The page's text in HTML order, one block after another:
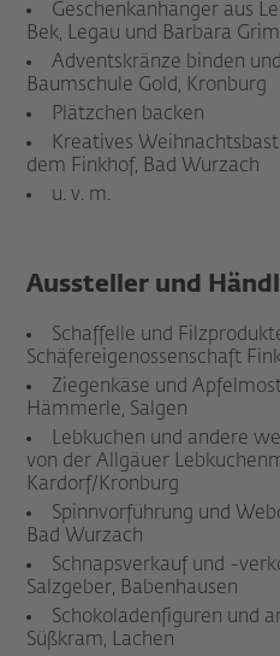
Geschenkanhänger aus
Bek, Legau und Barbara
Adventskränze binden
Baumschule Gold, Kronburg
Plätzchen backen
Kreatives
dem Finkhof, Bad Wurzach
u. v. m.
Aussteller und
Schaffelle und
Schäfereigenossenschaft
Ziegenkäse und
Hämmerle, Salgen
Lebkuchen und andere
von der Allgäuer
Kardorf/Kronburg
Spinnvorführung und
Bad Wurzach
Schnapsverkauf und -
Salzgeber, Babenhausen
Schokoladenfiguren und
Süßkram, Lachen